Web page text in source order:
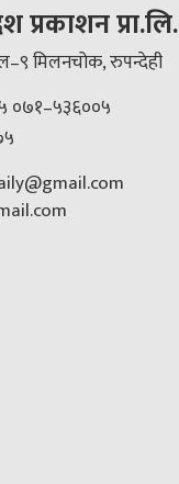
प्रकाशन प्रा.लि.
मिलनचोक, रुपन्देही
०७१–५३६००५